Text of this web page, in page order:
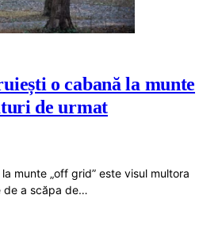
o cabană la munte
de urmat
munte „off grid” este visul multora
de a scăpa de…